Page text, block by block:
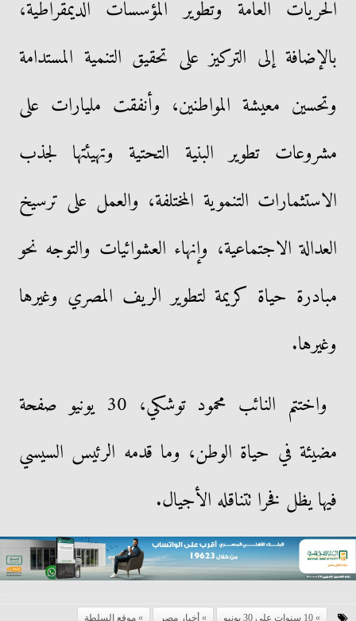
الحريات العامة وتطوير المؤسسات الديمقراطية،
بالإضافة إلى التركيز على تحقيق التنمية المستدامة
وتحسين معيشة المواطنين، وأنفقت مليارات على
مشروعات تطوير البنية التحتية وتهيئتها لجذب
الاستثمارات التنموية المختلفة، والعمل على ترسيخ
العدالة الاجتماعية، وإنهاء العشوائيات والتوجه نحو
مبادرة حياة كريمة لتطوير الريف المصري وغيرها
وغيرها.
واختتم النائب محمود توشكي، 30 يونيو صفحة
مضيئة في حياة الوطن، وما قدمه الرئيس السيسي
فيها يظل فخرا تتناقله الأجيال.
10 سنوات على 30 يونيو أخبار مصر موقع السلطة